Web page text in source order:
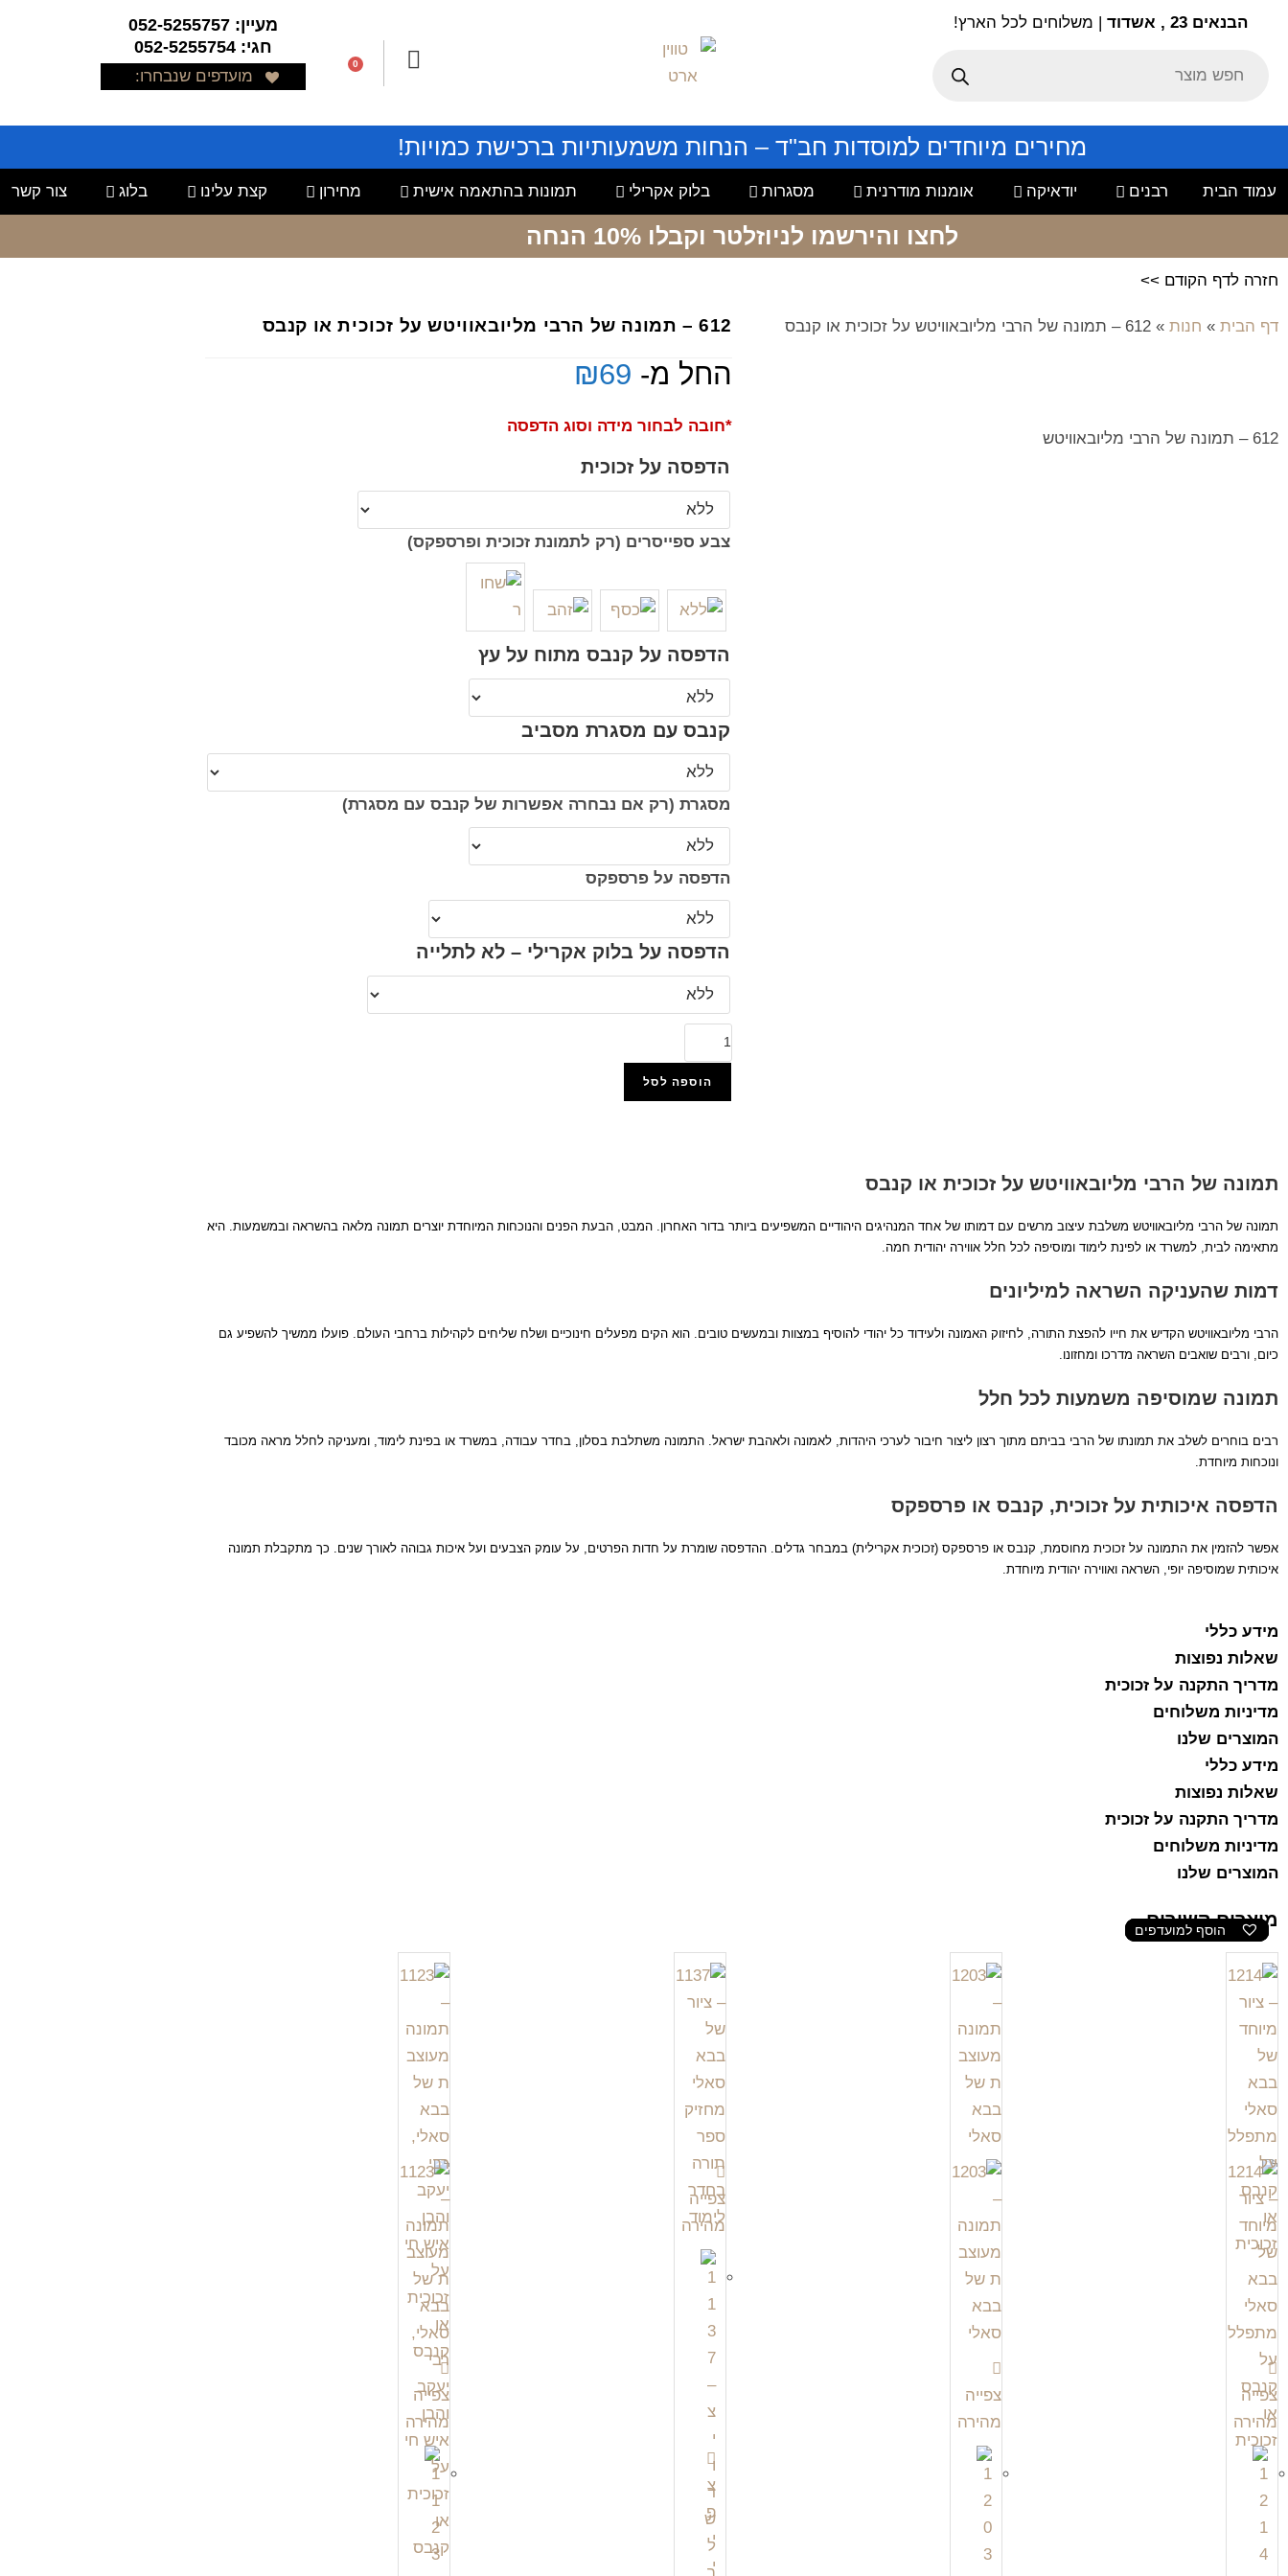
הבנאים 23 , אשדוד | משלוחים לכל הארץ!
0
מעיין: 052-5255757
חגי: 052-5255754
מועדפים שנבחרו:
מחירים מיוחדים למוסדות חב"ד – הנחות משמעותיות ברכישת כמויות!
עמוד הבית רבנים יודאיקה אומנות מודרנית מסגרות בלוק אקרילי תמונות בהתאמה אישית מחירון קצת עלינו בלוג צור קשר
לחצו והירשמו לניוזלטר וקבלו 10% הנחה
חזרה לדף הקודם >>
דף הבית » חנות » 612 – תמונה של הרבי מליובאוויטש על זכוכית או קנבס
612 – תמונה של הרבי מליובאוויטש
612 – תמונה של הרבי מליובאוויטש על זכוכית או קנבס
החל מ- ₪69
*חובה לבחור מידה וסוג הדפסה
הדפסה על זכוכית
צבע ספייסרים (רק לתמונת זכוכית ופרספקס)
הדפסה על קנבס מתוח על עץ
קנבס עם מסגרת מסביב
מסגרת (רק אם נבחרה אפשרות של קנבס עם מסגרת)
הדפסה על פרספקס
הדפסה על בלוק אקרילי – לא לתלייה
הוספה לסל
תמונה של הרבי מליובאוויטש על זכוכית או קנבס
תמונה של הרבי מליובאוויטש משלבת עיצוב מרשים עם דמותו של אחד המנהיגים היהודיים המשפיעים ביותר בדור האחרון. המבט, הבעת הפנים והנוכחות המיוחדת יוצרים תמונה מלאה בהשראה ובמשמעות. היא
מתאימה לבית, למשרד או לפינת לימוד ומוסיפה לכל חלל אווירה יהודית חמה.
דמות שהעניקה השראה למיליונים
הרבי מליובאוויטש הקדיש את חייו להפצת התורה, לחיזוק האמונה ולעידוד כל יהודי להוסיף במצוות ובמעשים טובים. הוא הקים מפעלים חינוכיים ושלח שליחים לקהילות ברחבי העולם. פועלו ממשיך להשפיע גם
כיום, ורבים שואבים השראה מדרכו ומחזונו.
תמונה שמוסיפה משמעות לכל חלל
רבים בוחרים לשלב את תמונתו של הרבי בביתם מתוך רצון ליצור חיבור לערכי היהדות, לאמונה ולאהבת ישראל. התמונה משתלבת בסלון, בחדר עבודה, במשרד או בפינת לימוד, ומעניקה לחלל מראה מכובד
ונוכחות מיוחדת.
הדפסה איכותית על זכוכית, קנבס או פרספקס
אפשר להזמין את התמונה על זכוכית מחוסמת, קנבס או פרספקס (זכוכית אקרילית) במבחר גדלים. ההדפסה שומרת על חדות הפרטים, על עומק הצבעים ועל איכות גבוהה לאורך שנים. כך מתקבלת תמונה
איכותית שמוסיפה יופי, השראה ואווירה יהודית מיוחדת.
מידע כללי
שאלות נפוצות
מדריך התקנה על זכוכית
מדיניות משלוחים
המוצרים שלנו
מידע כללי
שאלות נפוצות
מדריך התקנה על זכוכית
מדיניות משלוחים
המוצרים שלנו
מוצרים קשורים
הוסף למועדפים
צפייה
מהירה
הוסף למועדפים
צפייה
מהירה
הוסף למועדפים
צפייה
מהירה
צ
פ
י
י
הוסף למועדפים
צפייה
מהירה